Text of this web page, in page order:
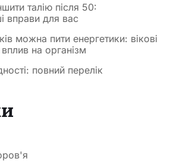
талію після 50:
вправи для вас
можна пити енергетики: вікові
на організм
повний перелік